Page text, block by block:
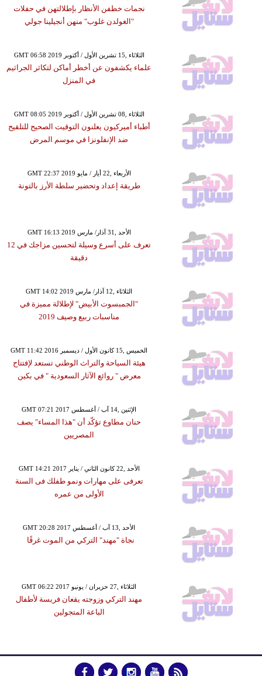
نجمات خطفن الأنظار بإطلالتهن في حفلات
"الغولدن غلوب" منهن أنجيلينا جولي
GMT 06:58 2019 الثلاثاء ,15 تشرين الأول / أكتوبر
علماء يكشفون عن أخطر أماكن لتكاثر الجراثيم
في المنزل
GMT 08:05 2019 الثلاثاء ,08 تشرين الأول / أكتوبر
أطباء أميركيون يعلنون التوقيت الصحيح للتلقيح
ضد الإنفلونزا في موسم المرض
GMT 22:37 2019 الأربعاء ,22 أيار / مايو
طريقة إعداد وتحضير سلطة الأرز بالتونة
GMT 16:13 2019 الأحد ,31 آذار/ مارس
تعرف على أسرع وسيلة لتحسين مزاجك في 12
دقيقة
GMT 14:02 2019 الثلاثاء ,12 آذار/ مارس
"الجمبسوت الأبيض" لإطلالة مميزة في
مناسبات ربيع وصيف 2019
GMT 11:42 2016 الخميس ,15 كانون الأول / ديسمبر
هيئة السياحة والتراث الوطني تستعد لإفتتاح
معرض " روائع الآثار السعودية " في بكين
GMT 07:21 2017 الإثنين ,14 آب / أغسطس
حنان مطاوع تؤكّد أن "هذا المساء" يصف
المصريين
GMT 14:21 2017 الأحد ,22 كانون الثاني / يناير
تعرفى على مهارات ونمو طفلك فى السنة
الأولى من عمره
GMT 20:28 2017 الأحد ,13 آب / أغسطس
نجاة "مهند" التركي من الموت غرقًا
GMT 06:22 2017 الثلاثاء ,27 حزيران / يونيو
مهند التركي وزوجته يقعان فريسة لأطفال
الباعة المتجولين